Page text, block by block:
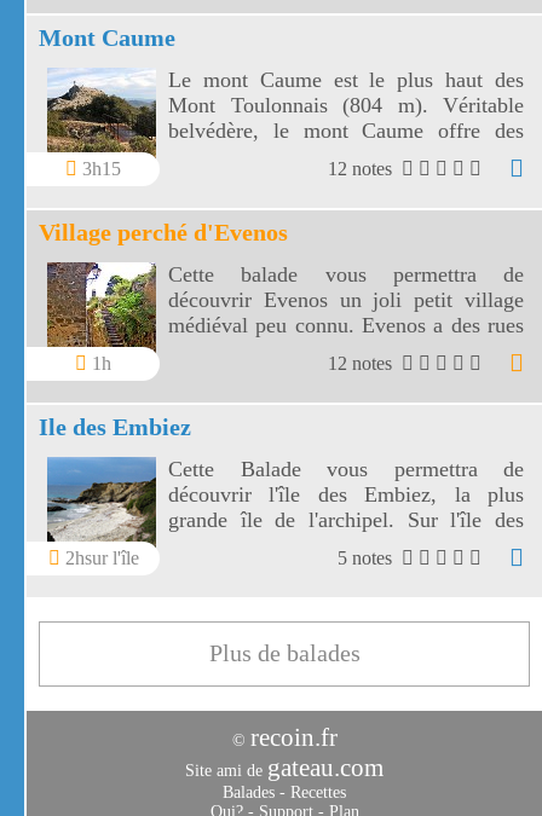
Mont Caume
3h15
Le mont Caume est le plus haut des
Mont Toulonnais (804 m). Véritable
belvédère, le mont Caume offre des
panoramas dans toutes les directions.
12 notes
Village perché d'Evenos
1h
Cette balade vous permettra de
découvrir Evenos un joli petit village
médiéval peu connu. Evenos a des rues
étroites, un château en ruines et des
points de vue magnifiques, faites donc
le détour.
12 notes
Ile des Embiez
2hsur l'île
Cette Balade vous permettra de
découvrir l'île des Embiez, la plus
grande île de l'archipel. Sur l'île des
Embiez, vous apercevrez des plantes,
des fleurs, des plages.
5 notes
Plus de balades
© recoin.fr
Site ami de gateau.com
Balades - Recettes
Qui?- Support- Plan